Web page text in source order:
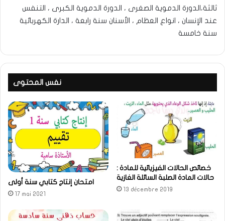
ثالثة،الدورة الدموية الصغرى ، الدورة الدموية الكبرى ، التنفس
عند الإنسان ، انواع العظام ، الأسنان سنة رابعة ، الدارة الكهربائية
سنة خامسة
نفس المحتوى
امتحان إنتاج كتابي سنة أولى
17 mai 2021
خصائص الحالات الفيزيائية للمادة :
حالات المادة الصلبة السائلة الغازية
13 décembre 2019